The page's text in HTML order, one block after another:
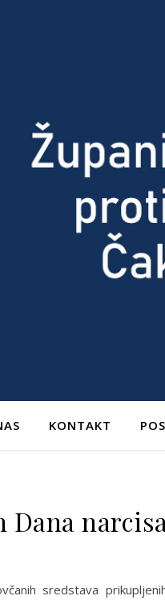
KONTAKT
Dana
sredstava